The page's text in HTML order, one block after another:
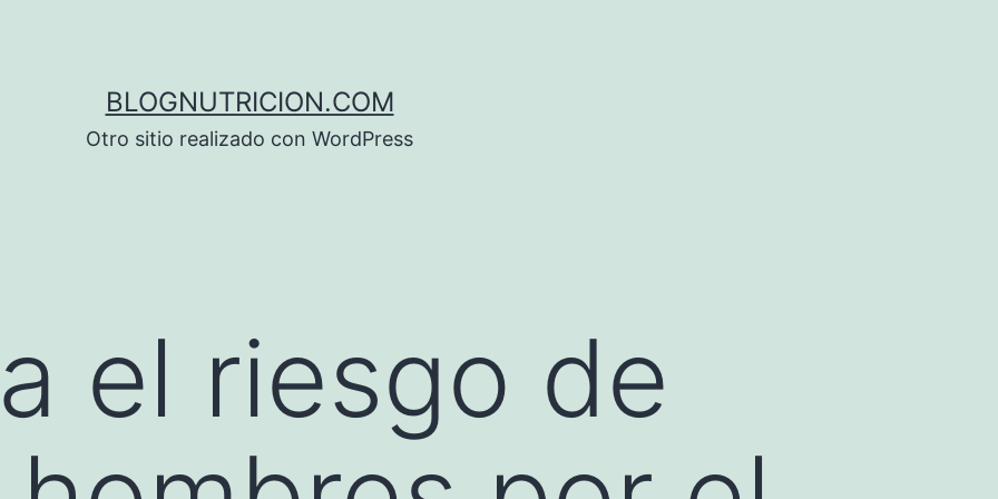
BLOGNUTRICION.COM
Otro sitio realizado con WordPress
el riesgo de